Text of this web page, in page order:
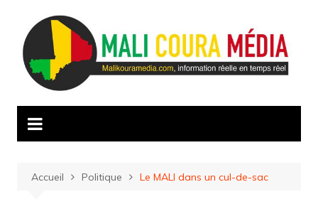
contenu
Accueil Politique Le MALI dans un cul-de-sac